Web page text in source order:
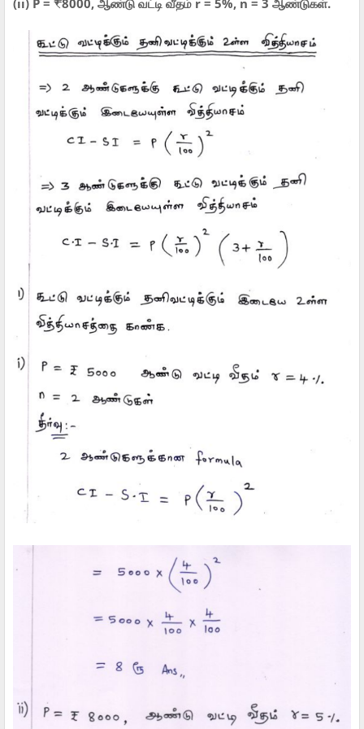
(ii) P = ₹8000, ஆண்டு வட்டி வீதம் r = 5%, n = 3 ஆண்டுகள்.